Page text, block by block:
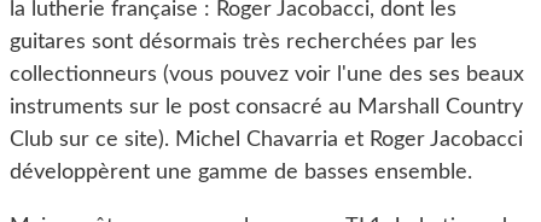
la lutherie française : Roger Jacobacci, dont les
guitares sont désormais très recherchées par les
collectionneurs (vous pouvez voir l'une des ses beaux
instruments sur le post consacré au Marshall Country
Club sur ce site). Michel Chavarria et Roger Jacobacci
développèrent une gamme de basses ensemble.